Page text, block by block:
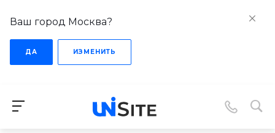
Ваш город Москва?
ДА ИЗМЕНИТЬ